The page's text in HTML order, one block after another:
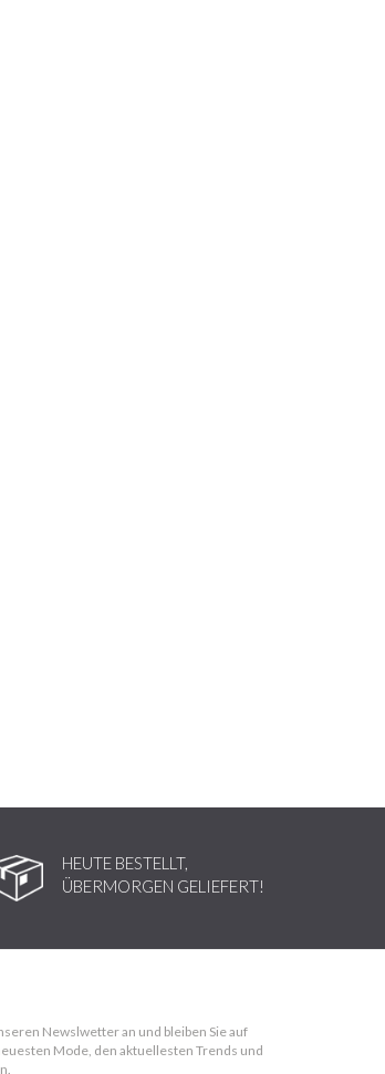
HEUTE BESTELLT,
ÜBERMORGEN GELIEFERT!
Newslwetter an und bleiben Sie auf
Mode, den aktuellesten Trends und